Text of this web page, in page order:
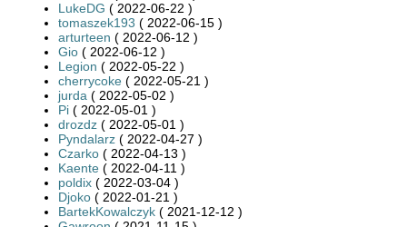
LukeDG ( 2022-06-22 )
tomaszek193 ( 2022-06-15 )
arturteen ( 2022-06-12 )
Gio ( 2022-06-12 )
Legion ( 2022-05-22 )
cherrycoke ( 2022-05-21 )
jurda ( 2022-05-02 )
Pi ( 2022-05-01 )
drozdz ( 2022-05-01 )
Pyndalarz ( 2022-04-27 )
Czarko ( 2022-04-13 )
Kaente ( 2022-04-11 )
poldix ( 2022-03-04 )
Djoko ( 2022-01-21 )
BartekKowalczyk ( 2021-12-12 )